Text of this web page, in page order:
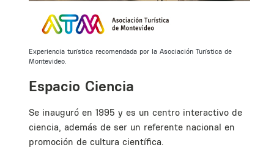
Experiencia turística recomendada por la Asociación Turística de
Montevideo.
Espacio Ciencia
Se inauguró en 1995 y es un centro interactivo de
ciencia, además de ser un referente nacional en
promoción de cultura científica.